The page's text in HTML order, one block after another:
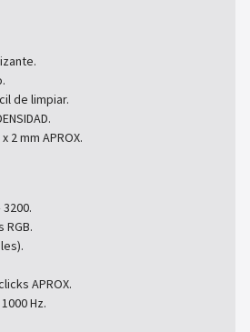
de limpiar.
2 mm APROX.
3200.
RGB.
APROX.
Hz.